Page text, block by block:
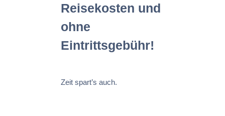
Reisekosten und
ohne
Eintrittsgebühr!
Zeit spart’s auch.